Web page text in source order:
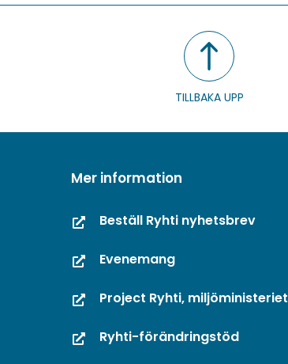
TILLBAKA UPP
Mer information
Beställ Ryhti nyhetsbrev
Evenemang
Project Ryhti, miljöministeriet
Ryhti-förändringstöd